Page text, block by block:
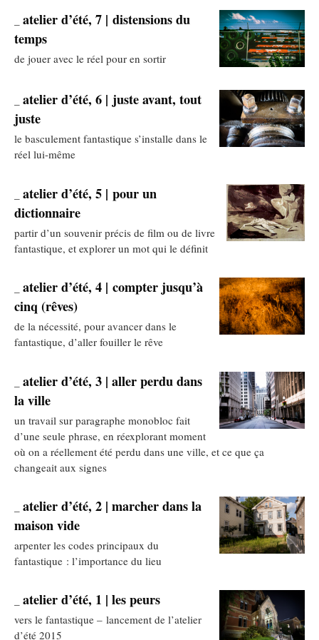
atelier d’été, 7 | distensions du
temps
de jouer avec le réel pour en sortir
atelier d’été, 6 | juste avant, tout
juste
le basculement fantastique s’installe dans le
réel lui-même
atelier d’été, 5 | pour un
dictionnaire
partir d’un souvenir précis de film ou de livre
fantastique, et explorer un mot qui le définit
atelier d’été, 4 | compter jusqu’à
cinq (rêves)
de la nécessité, pour avancer dans le
fantastique, d’aller fouiller le rêve
atelier d’été, 3 | aller perdu dans
la ville
un travail sur paragraphe monobloc fait
d’une seule phrase, en réexplorant moment
où on a réellement été perdu dans une ville, et ce que ça
changeait aux signes
atelier d’été, 2 | marcher dans la
maison vide
arpenter les codes principaux du
fantastique : l’importance du lieu
atelier d’été, 1 | les peurs
vers le fantastique – lancement de l’atelier
d’été 2015